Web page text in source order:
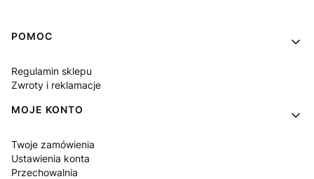
Linki w stopce
POMOC
Regulamin sklepu
Zwroty i reklamacje
MOJE KONTO
Twoje zamówienia
Ustawienia konta
Przechowalnia